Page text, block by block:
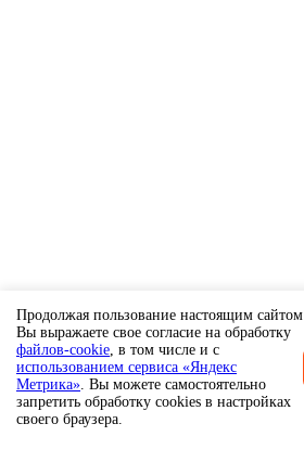
Продолжая пользование настоящим сайтом
Вы выражаете свое согласие на обработку
файлов-cookie, в том числе и с
использованием сервиса «Яндекс
Метрика». Вы можете самостоятельно
запретить обработку cookies в настройках
своего браузера.